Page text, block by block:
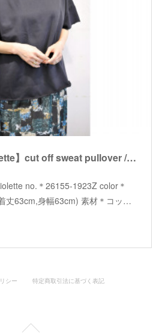
【garance et violette】cut off sweat pullover /【ギャランスエトヴィオレット】カットオフスウェットプルオーバー
no.＊26155-1923Z color＊
丈63cm,身幅63cm) 素材＊コッ…
シー 特定商取引法に基づく表記